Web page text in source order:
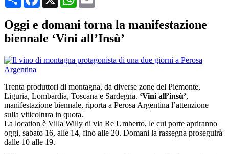
Oggi e domani torna la manifestazione
biennale ‘Vini all’Insù’
Trenta produttori di montagna, da diverse zone del Piemonte,
Liguria, Lombardia, Toscana e Sardegna. ‘Vini all’insù’,
manifestazione biennale, riporta a Perosa Argentina l’attenzione
sulla viticoltura in quota.
La location è Villa Willy di via Re Umberto, le cui porte apriranno
oggi, sabato 16, alle 14, fino alle 20. Domani la rassegna proseguirà
dalle 10 alle 19.